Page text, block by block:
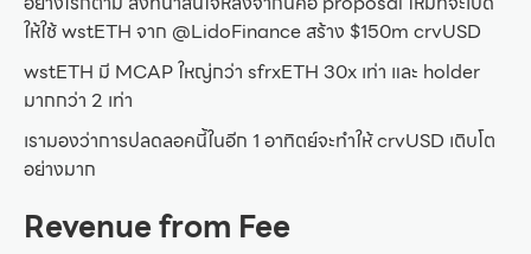
ให้ใช้ wstETH จาก @LidoFinance สร้าง $150m crvUSD
wstETH มี MCAP ใหญ่กว่า sfrxETH 30x เท่า และ holder
มากกว่า 2 เท่า
เรามองว่าการปลดลอคนี้ในอีก 1 อาทิตย์จะทำให้ crvUSD เติบโต
อย่างมาก
Revenue from Fee